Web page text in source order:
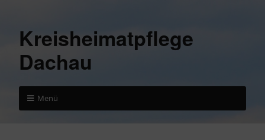
Kreisheimatpflege
Dachau
Menü